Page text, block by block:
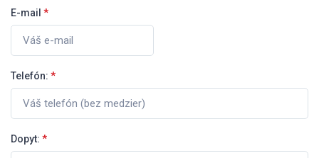
E-mail *
Telefón: *
Dopyt: *